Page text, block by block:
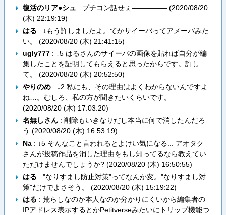
復活のリア●シュ : プチコン話せぇ――――― (2020/08/20
(木) 22:19:19)
はる : ↓もう許しましたよ。てかサイーバってアメーバみた
い。 (2020/08/20 (木) 21:41:15)
ugly777: ↓5 はるさんのサイーバの画像を貼れば自分が編
集したことを証明してもらえると思ったからです。許し
て。 (2020/08/20 (木) 20:52:50)
やりのめ: ↓2 私にも、その理由はよくわからないんですよ
ね…。むしろ、私の方が聞きたいくらいです。
(2020/08/20 (木) 17:03:20)
名無しさん: 削除もいきなりだし本当に何で消したんだろ
う (2020/08/20 (木) 16:53:19)
Na: ↓5 そんなこと言われるとよけい気になる... アオタク
さんが投稿作品を消した理由をもし知ってるなら教えてい
ただけませんでしょうか? (2020/08/20 (木) 16:50:55)
はる : "なりすまし防止対策"ってなんか変。"なりすまし対
策"だけでよさそう。 (2020/08/20 (木) 15:19:22)
はる : 荒らしなのか本人なのか分かりにくいから編集者の
IPアドレス表示するとかPetitverseみたいにトリップ機能つ